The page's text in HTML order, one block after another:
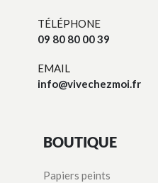
TÉLÉPHONE
09 80 80 00 39
EMAIL
info@vivechezmoi.fr
BOUTIQUE
Papiers peints